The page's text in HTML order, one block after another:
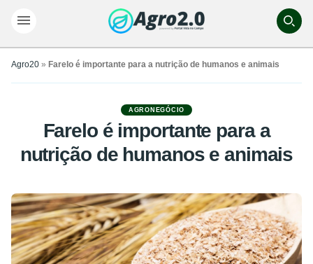
Agro20 » Farelo é importante para a nutrição de humanos e animais
AGRONEGÓCIO
Farelo é importante para a
nutrição de humanos e animais